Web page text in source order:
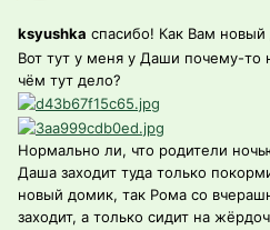
ksyushka спасибо! Как Вам новый
Вот тут у меня у Даши почему-то
чём тут дело?
Нормально ли, что родители
Даша заходит туда только
новый домик, так Рома со
заходит, а только сидит на